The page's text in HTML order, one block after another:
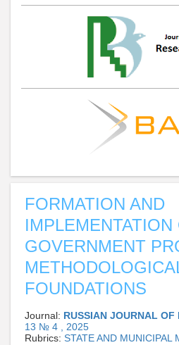
FORMATION AND
IMPLEMENTATION
GOVERNMENT
FOUNDATIONS
Journal: RUSSIAN JOURNAL OF
13 № 4 , 2025
Rubrics: STATE AND MUNICIPAL